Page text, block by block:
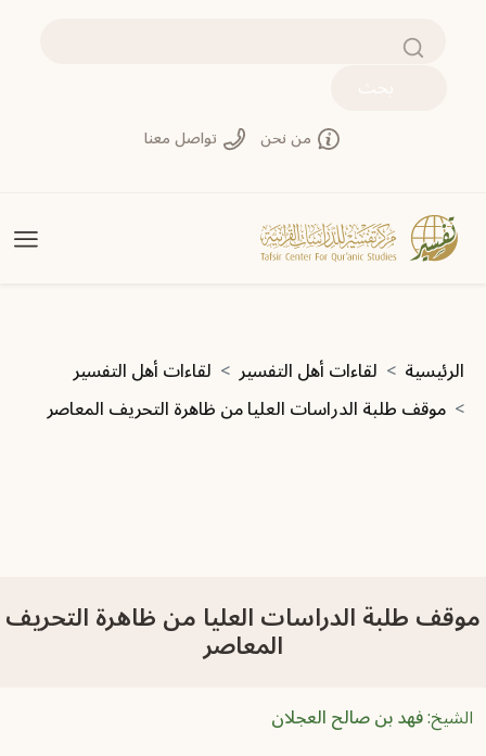
من نحن تواصل معنا
مسار التنقل
الرئيسية لقاءات أهل التفسير
لقاءات أهل التفسير
موقف طلبة الدراسات العليا من ظاهرة التحريف المعاصر
طلبة الدراسات العليا من ظاهرة التحريف
المعاصر
الشيخ:فهد بن صالح العجلان